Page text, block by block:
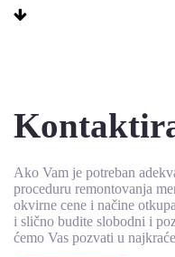
Ako Vam je potreban
proceduru remontovanja
okvirne cene i načine
i slično budite slobodni i
ćemo Vas pozvati u